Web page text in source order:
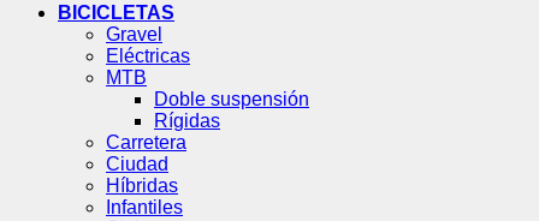
BICICLETAS
Gravel
Eléctricas
MTB
Doble suspensión
Rígidas
Carretera
Ciudad
Híbridas
Infantiles